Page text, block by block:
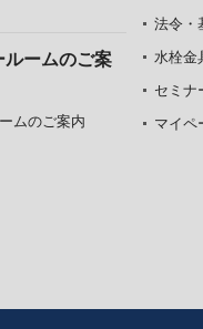
ルームのご案
ムのご案内
法令・
水栓金
セミナ
マイペ